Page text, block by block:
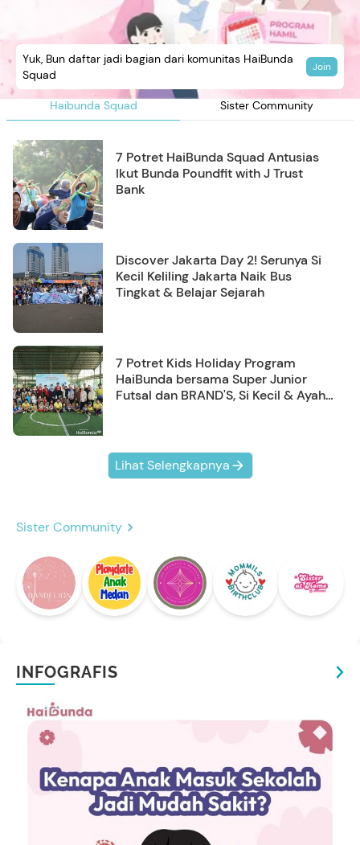
Haibunda Squad Sister Community
Yuk, Bun daftar jadi bagian dari komunitas HaiBunda
Squad
Join
7 Potret HaiBunda Squad Antusias
Ikut Bunda Poundfit with J Trust
Bank
Discover Jakarta Day 2! Serunya Si
Kecil Keliling Jakarta Naik Bus
Tingkat & Belajar Sejarah
7 Potret Kids Holiday Program
HaiBunda bersama Super Junior
Futsal dan BRAND'S, Si Kecil & Ayah
Lihat Selengkapnya
Sister Community
INFOGRAFIS